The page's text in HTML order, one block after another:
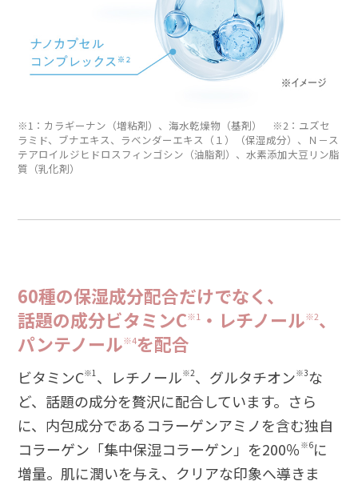
※1：カラギーナン（増粘剤）、海水乾燥物（基剤） ※2：ユズセ
ラミド、ブナエキス、ラベンダーエキス（１）（保湿成分）、Ｎ－ス
テアロイルジヒドロスフィンゴシン（油脂剤）、水素添加大豆リン脂
質（乳化剤）
60種の保湿成分配合だけでなく、
話題の成分ビタミンC※1 ・レチノール※2、
パンテノール※4を配合
ビタミンC※1、レチノール※2、グルタチオン※3な
ど、話題の成分を贅沢に配合しています。さら
に、内包成分であるコラーゲンアミノを含む独自
コラーゲン「集中保湿コラーゲン」を200％ ※6に
増量。肌に潤いを与え、クリアな印象へ導きま